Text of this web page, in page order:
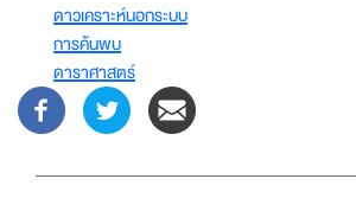
ดาวเคราะห์นอกระบบ
การค้นพบ
ดาราศาสตร์